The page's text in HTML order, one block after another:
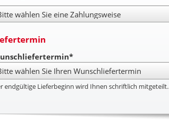
endgültige Lieferbeginn wird Ihnen schriftlich mitgeteilt.